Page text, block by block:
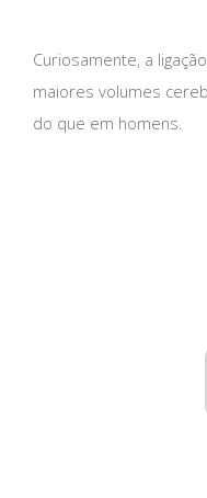
Curiosamente, a
maiores volumes
do que em homens.